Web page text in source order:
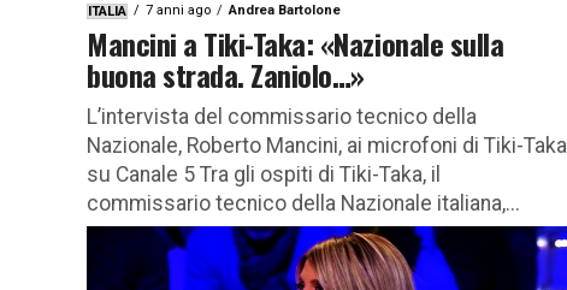
ITALIA 7 anni ago Andrea Bartolone
Mancini a Tiki-Taka: «Nazionale sulla
buona strada. Zaniolo…»
L’intervista del commissario tecnico della
Nazionale, Roberto Mancini, ai microfoni di Tiki-Taka
su Canale 5 Tra gli ospiti di Tiki-Taka, il
commissario tecnico della Nazionale italiana,...